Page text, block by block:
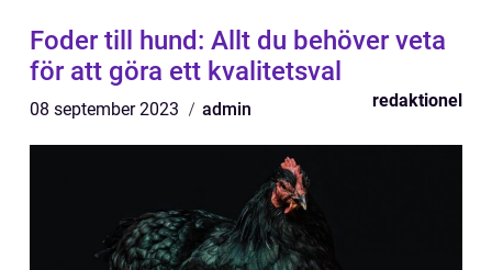
Foder till hund: Allt du behöver veta
för att göra ett kvalitetsval
08 september 2023 admin redaktionel